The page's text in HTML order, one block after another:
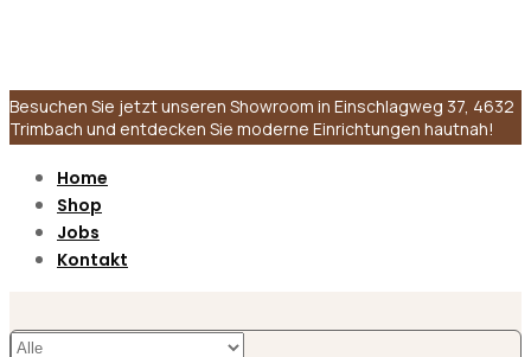
Besuchen Sie jetzt unseren Showroom in Einschlagweg 37, 4632
Trimbach und entdecken Sie moderne Einrichtungen hautnah!
Home
Shop
Jobs
Kontakt